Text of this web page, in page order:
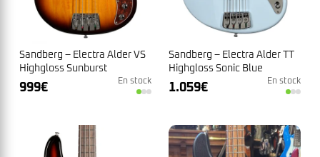
Sandberg – Electra Alder VS
Highgloss Sunburst
999€ En stock
Sandberg – Electra Alder TT
Highgloss Sonic Blue
1.059€ En stock